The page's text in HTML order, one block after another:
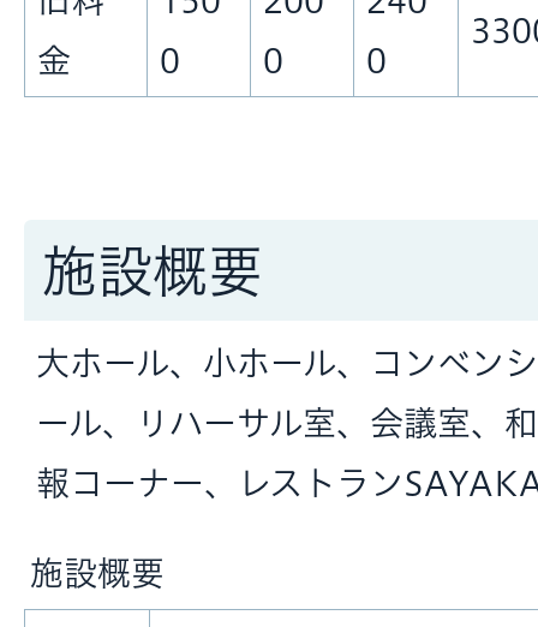
金
0
0
0
施設概要
大ホール、小ホール、コンベン
ール、リハーサル室、会議室、
報コーナー、レストラン
施設概要